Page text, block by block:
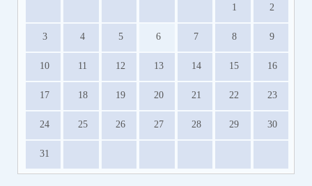
1 2
3 4 5 6 7 8 9
10 11 12 13 14 15 16
17 18 19 20 21 22 23
24 25 26 27 28 29 30
31